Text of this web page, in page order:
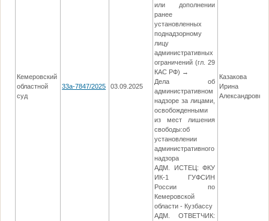
Кемеровский
областной
суд
33а-7847/2025 03.09.2025
или дополнении
ранее
установленных
поднадзорному
лицу
административных
ограничений (гл. 29
КАС РФ) →
Дела об
административном
надзоре за лицами,
освобожденными
из мест лишения
свободы:об
установлении
административного
надзора
АДМ. ИСТЕЦ: ФКУ
ИК-1 ГУФСИН
России по
Кемеровской
области - Кузбассу
АДМ. ОТВЕТЧИК:
Казакова
Ирина
Александровна